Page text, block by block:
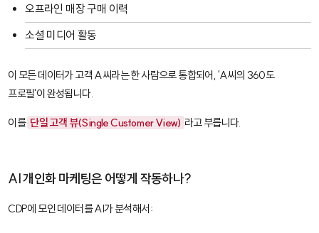
오프라인 매장 구매 이력
소셜 미디어 활동
이 모든 데이터가 고객 A씨라는 한 사람으로 통합되어, 'A씨의 360도
프로필'이 완성됩니다.
이를 단일 고객 뷰(Single Customer View) 라고 부릅니다.
AI 개인화 마케팅은 어떻게 작동하나?
CDP에 모인 데이터를 AI가 분석해서: